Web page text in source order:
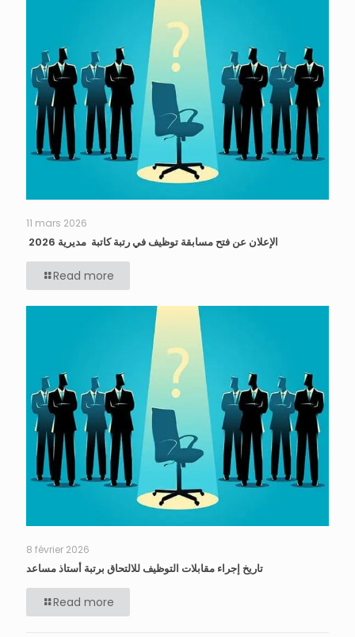
11 mars 2026
الإعلان عن فتح مسابقة توظيف في رتبة كاتبة مديرية 2026
Read more
8 février 2026
تاريخ إجراء مقابلات التوظيف للالتحاق برتبة أستاذ مساعد
Read more